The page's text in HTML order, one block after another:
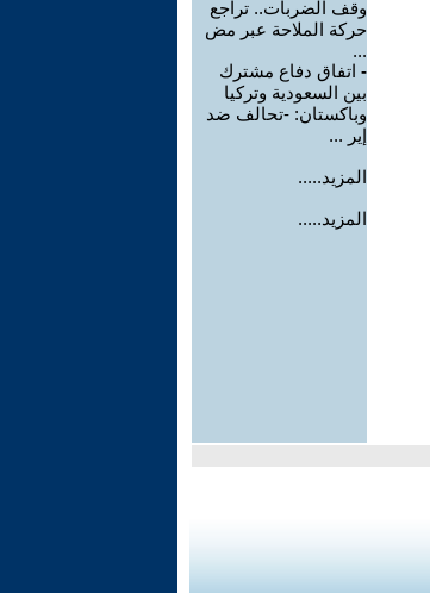
وقف الضربات.. تراجع
حركة الملاحة عبر مض
...
- اتفاق دفاع مشترك
بين السعودية وتركيا
وباكستان: -تحالف ضد
إير ...
المزيد.....
المزيد.....